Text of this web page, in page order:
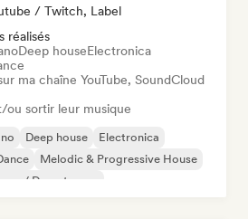
/ Twitch, Label
réalisés
Deep houseElectronica
ma chaîne YouTube, SoundCloud
ou sortir leur musique
Deep house
Electronica
Melodic & Progressive House
/ Downtempo